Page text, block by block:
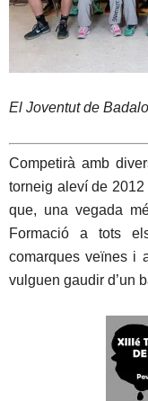
El Joventut de
Competirà amb
torneig aleví de 2012
que, una vegada
Formació a tots
comarques veïnes i
vulguen gaudir d’un